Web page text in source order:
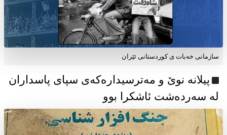
سازمانی خەبات ی كوردستانی ئێران
پیلانە نوێ و مەترسیدارەکەی سپای پاسداران
لە سەردەشت ئاشکرا بوو